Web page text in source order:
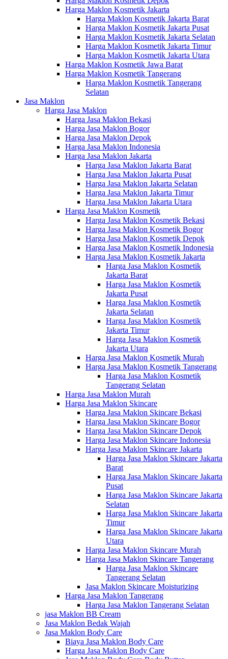
Harga Maklon Kosmetik Jakarta
Harga Maklon Kosmetik Jakarta Barat
Harga Maklon Kosmetik Jakarta Pusat
Harga Maklon Kosmetik Jakarta Selatan
Harga Maklon Kosmetik Jakarta Timur
Harga Maklon Kosmetik Jakarta Utara
Harga Maklon Kosmetik Jawa Barat
Harga Maklon Kosmetik Tangerang
Harga Maklon Kosmetik Tangerang
Selatan
Jasa Maklon
Harga Jasa Maklon
Harga Jasa Maklon Bekasi
Harga Jasa Maklon Bogor
Harga Jasa Maklon Depok
Harga Jasa Maklon Indonesia
Harga Jasa Maklon Jakarta
Harga Jasa Maklon Jakarta Barat
Harga Jasa Maklon Jakarta Pusat
Harga Jasa Maklon Jakarta Selatan
Harga Jasa Maklon Jakarta Timur
Harga Jasa Maklon Jakarta Utara
Harga Jasa Maklon Kosmetik
Harga Jasa Maklon Kosmetik Bekasi
Harga Jasa Maklon Kosmetik Bogor
Harga Jasa Maklon Kosmetik Depok
Harga Jasa Maklon Kosmetik Indonesia
Harga Jasa Maklon Kosmetik Jakarta
Harga Jasa Maklon Kosmetik
Jakarta Barat
Harga Jasa Maklon Kosmetik
Jakarta Pusat
Harga Jasa Maklon Kosmetik
Jakarta Selatan
Harga Jasa Maklon Kosmetik
Jakarta Timur
Harga Jasa Maklon Kosmetik
Jakarta Utara
Harga Jasa Maklon Kosmetik Murah
Harga Jasa Maklon Kosmetik Tangerang
Harga Jasa Maklon Kosmetik
Tangerang Selatan
Harga Jasa Maklon Murah
Harga Jasa Maklon Skincare
Harga Jasa Maklon Skincare Bekasi
Harga Jasa Maklon Skincare Bogor
Harga Jasa Maklon Skincare Depok
Harga Jasa Maklon Skincare Indonesia
Harga Jasa Maklon Skincare Jakarta
Harga Jasa Maklon Skincare Jakarta
Barat
Harga Jasa Maklon Skincare Jakarta
Pusat
Harga Jasa Maklon Skincare Jakarta
Selatan
Harga Jasa Maklon Skincare Jakarta
Timur
Harga Jasa Maklon Skincare Jakarta
Utara
Harga Jasa Maklon Skincare Murah
Harga Jasa Maklon Skincare Tangerang
Harga Jasa Maklon Skincare
Tangerang Selatan
Jasa Maklon Skincare Moisturizing
Harga Jasa Maklon Tangerang
Harga Jasa Maklon Tangerang Selatan
jasa Maklon BB Cream
Jasa Maklon Bedak Wajah
Jasa Maklon Body Care
Biaya Jasa Maklon Body Care
Harga Jasa Maklon Body Care